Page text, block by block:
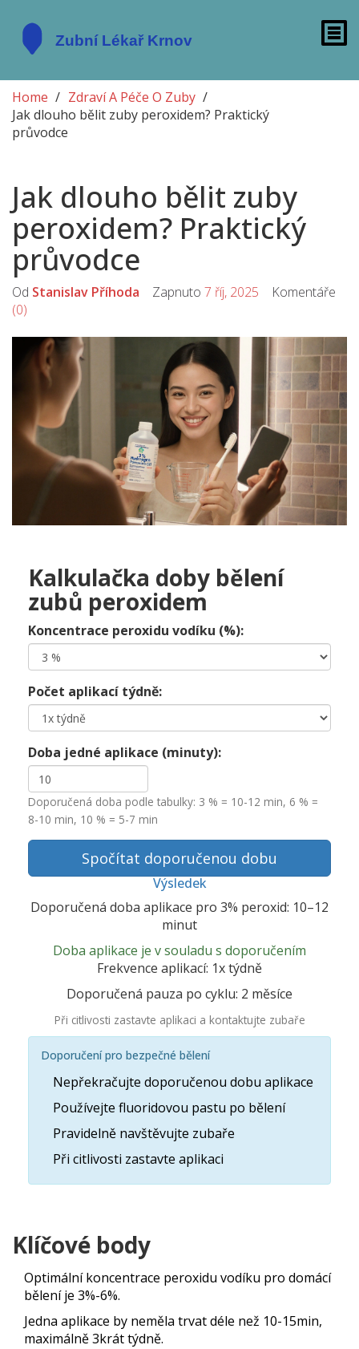
Home
Zdraví A Péče O Zuby
Jak dlouho bělit zuby peroxidem? Praktický
průvodce
Jak dlouho bělit zuby
peroxidem? Praktický
průvodce
Od Stanislav Příhoda Zapnuto 7 říj, 2025 Komentáře
(0)
Kalkulačka doby bělení
zubů peroxidem
Koncentrace peroxidu vodíku (%):
Počet aplikací týdně:
Doba jedné aplikace (minuty):
Doporučená doba podle tabulky: 3 % = 10-12 min, 6 % =
8-10 min, 10 % = 5-7 min
Spočítat doporučenou dobu
Výsledek
Doporučená doba aplikace pro 3% peroxid: 10–12
minut
Doba aplikace je v souladu s doporučením
Frekvence aplikací: 1x týdně
Doporučená pauza po cyklu: 2 měsíce
Při citlivosti zastavte aplikaci a kontaktujte zubaře
Doporučení pro bezpečné bělení
Nepřekračujte doporučenou dobu aplikace
Používejte fluoridovou pastu po bělení
Pravidelně navštěvujte zubaře
Při citlivosti zastavte aplikaci
Klíčové body
Optimální koncentrace peroxidu vodíku pro domácí
bělení je 3%-6%.
Jedna aplikace by neměla trvat déle než 10-15min,
maximálně 3krát týdně.